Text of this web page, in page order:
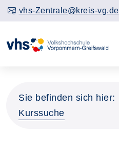
vhs-Zentrale@kreis-vg.de
Sie befinden sich hier:
Kurssuche